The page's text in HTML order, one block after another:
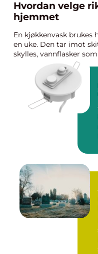
Hvordan velge
hjemmet
En kjøkkenvask brukes
en uke. Den tar imot
skylles, vannflasker